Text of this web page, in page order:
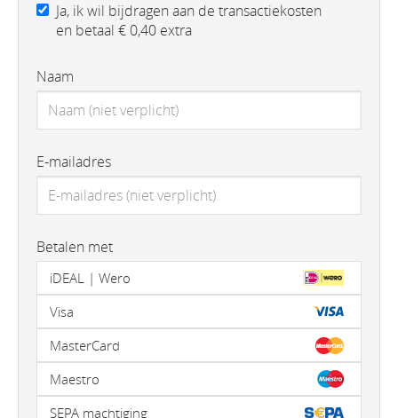
Ja, ik wil bijdragen aan de transactiekosten
en betaal € 0,40 extra
Naam
E-mailadres
Betalen met
iDEAL | Wero
Visa
MasterCard
Maestro
SEPA machtiging